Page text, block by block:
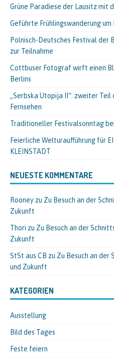
Grüne Paradiese der Lausitz mit
Geführte Frühlingswanderung um
Polnisch-Deutsches Festival der
zur Teilnahme
Cottbuser Fotograf wirft einen
Berlins
„Serbska Utopija II“: zweiter Teil
Fernsehen
Traditioneller Festivalsonntag
Feierliche Welturaufführung für
KLEINSTADT
NEUESTE KOMMENTARE
Rooney zu Zu Besuch an der
Zukunft
Thori zu Zu Besuch an der
Zukunft
StSt aus CB zu Zu Besuch an
und Zukunft
KATEGORIEN
Ausstellung
Bild des Tages
Feste feiern